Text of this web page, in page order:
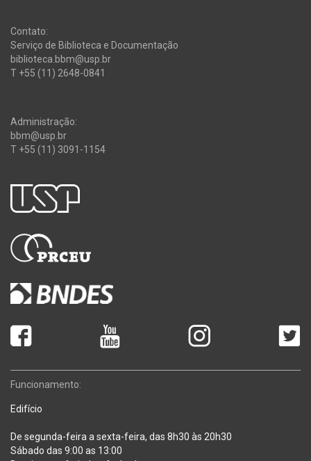
Contato:
Serviço de Biblioteca e Documentação
biblioteca.bbm@usp.br
T +55 (11) 2648-0841
Administração:
bbm@usp.br
T +55 (11) 3091-1154
Funcionamento:
Edifício
De segunda-feira a sexta-feira, das 8h30 às 20h30
Sábado das 9:00 as 13:00